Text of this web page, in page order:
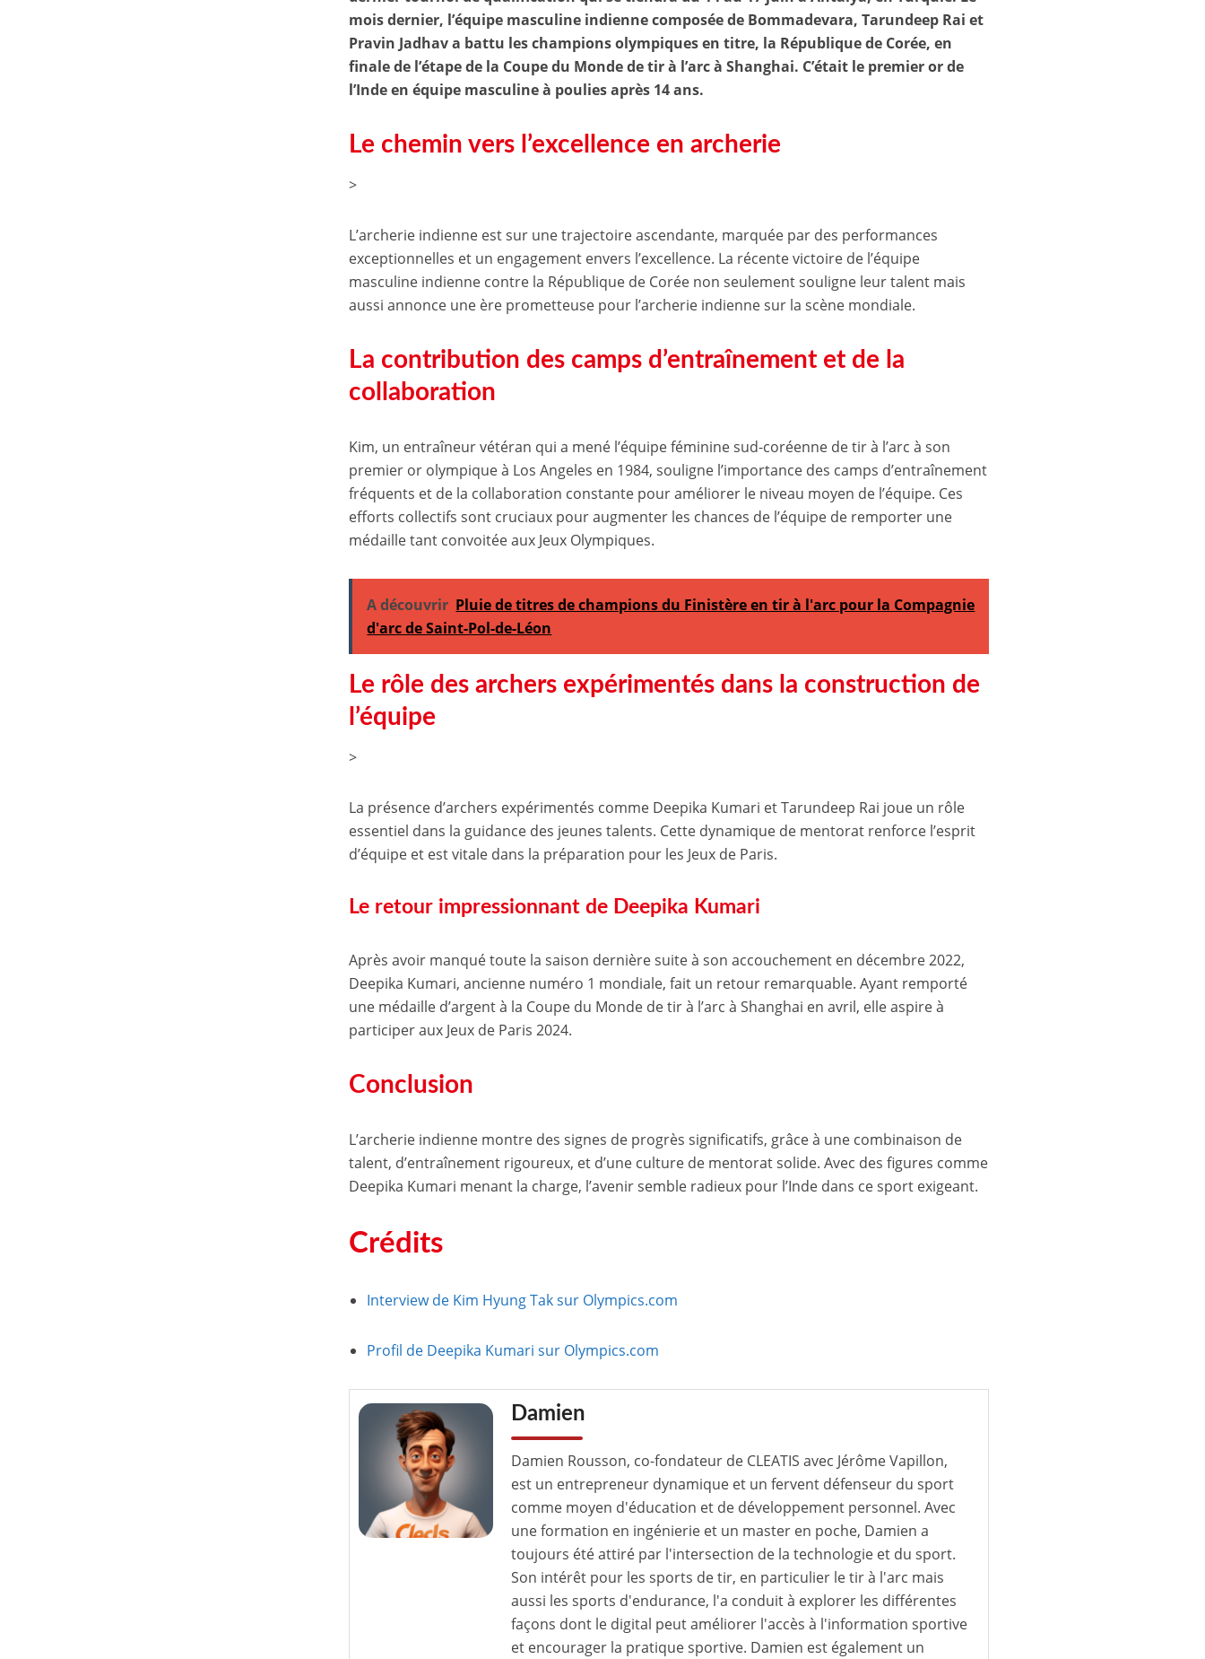
mois dernier, l’équipe masculine indienne composée de Bommadevara, Tarundeep Rai et
Pravin Jadhav a battu les champions olympiques en titre, la République de Corée, en
finale de l’étape de la Coupe du Monde de tir à l’arc à Shanghai. C’était le premier or de
l’Inde en équipe masculine à poulies après 14 ans.
Le chemin vers l’excellence en archerie
>
L’archerie indienne est sur une trajectoire ascendante, marquée par des performances
exceptionnelles et un engagement envers l’excellence. La récente victoire de l’équipe
masculine indienne contre la République de Corée non seulement souligne leur talent mais
aussi annonce une ère prometteuse pour l’archerie indienne sur la scène mondiale.
La contribution des camps d’entraînement et de la
collaboration
Kim, un entraîneur vétéran qui a mené l’équipe féminine sud-coréenne de tir à l’arc à son
premier or olympique à Los Angeles en 1984, souligne l’importance des camps d’entraînement
fréquents et de la collaboration constante pour améliorer le niveau moyen de l’équipe. Ces
efforts collectifs sont cruciaux pour augmenter les chances de l’équipe de remporter une
médaille tant convoitée aux Jeux Olympiques.
A découvrir Pluie de titres de champions du Finistère en tir à l'arc pour la Compagnie
d'arc de Saint-Pol-de-Léon
Le rôle des archers expérimentés dans la construction de
l’équipe
>
La présence d’archers expérimentés comme Deepika Kumari et Tarundeep Rai joue un rôle
essentiel dans la guidance des jeunes talents. Cette dynamique de mentorat renforce l’esprit
d’équipe et est vitale dans la préparation pour les Jeux de Paris.
Le retour impressionnant de Deepika Kumari
Après avoir manqué toute la saison dernière suite à son accouchement en décembre 2022,
Deepika Kumari, ancienne numéro 1 mondiale, fait un retour remarquable. Ayant remporté
une médaille d’argent à la Coupe du Monde de tir à l’arc à Shanghai en avril, elle aspire à
participer aux Jeux de Paris 2024.
Conclusion
L’archerie indienne montre des signes de progrès significatifs, grâce à une combinaison de
talent, d’entraînement rigoureux, et d’une culture de mentorat solide. Avec des figures comme
Deepika Kumari menant la charge, l’avenir semble radieux pour l’Inde dans ce sport exigeant.
Crédits
Interview de Kim Hyung Tak sur Olympics.com
Profil de Deepika Kumari sur Olympics.com
Damien
Damien Rousson, co-fondateur de CLEATIS avec Jérôme Vapillon,
est un entrepreneur dynamique et un fervent défenseur du sport
comme moyen d'éducation et de développement personnel. Avec
une formation en ingénierie et un master en poche, Damien a
toujours été attiré par l'intersection de la technologie et du sport.
Son intérêt pour les sports de tir, en particulier le tir à l'arc mais
aussi les sports d'endurance, l'a conduit à explorer les différentes
façons dont le digital peut améliorer l'accès à l'information sportive
et encourager la pratique sportive. Damien est également un